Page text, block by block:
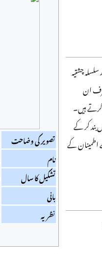
تصویر کی وضاحت
نام
تشکیل کا سال
بانی
نظریہ
چشتیہ
ان
ہیں۔
بند کر کے
اطمینان کے